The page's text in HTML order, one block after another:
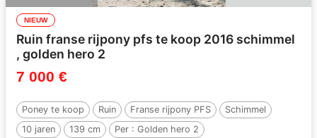
NIEUW
Ruin franse rijpony pfs te koop 2016 schimmel
, golden hero 2
7 000 €
Poney te koop Ruin Franse rijpony PFS
Schimmel
10 jaren
139 cm Per : Golden hero 2